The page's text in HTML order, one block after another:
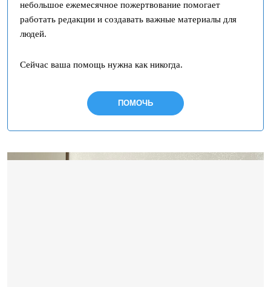
небольшое ежемесячное пожертвование помогает
работать редакции и создавать важные материалы для
людей.
Сейчас ваша помощь нужна как никогда.
ПОМОЧЬ